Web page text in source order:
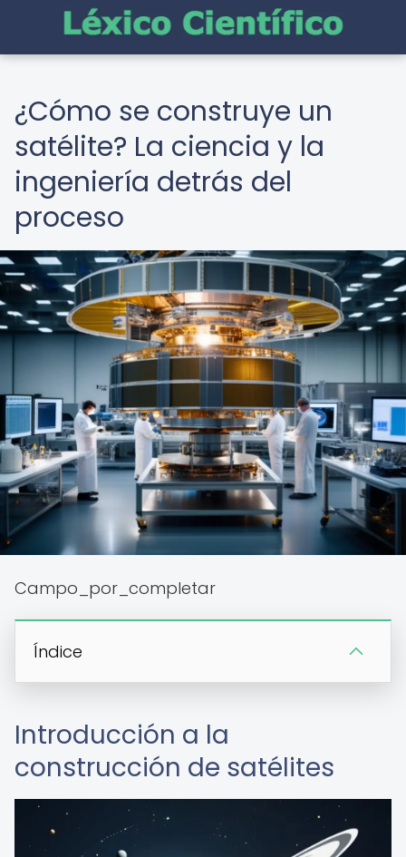
¿Cómo se construye un
satélite? La ciencia y la
ingeniería detrás del
proceso
Campo_por_completar
Índice
Introducción a la
construcción de satélites